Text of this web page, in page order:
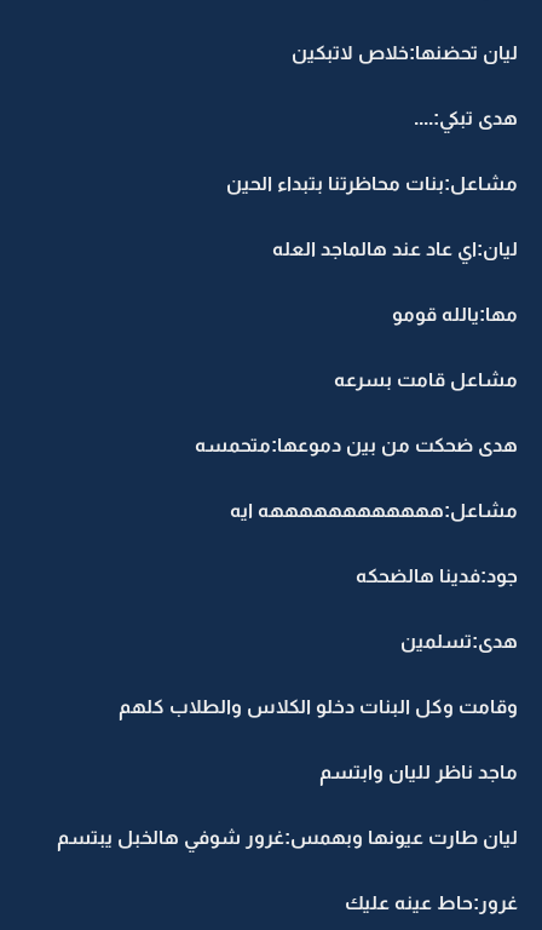
ليان تحضنها:خلاص لاتبكين
هدى تبكي:....
مشاعل:بنات محاظرتنا بتبداء الحين
ليان:اي عاد عند هالماجد العله
مها:يالله قومو
مشاعل قامت بسرعه
هدى ضحكت من بين دموعها:متحمسه
مشاعل:ههههههههههههه ايه
جود:فدينا هالضحكه
هدى:تسلمين
وقامت وكل البنات دخلو الكلاس والطلاب كلهم
ماجد ناظر لليان وابتسم
ليان طارت عيونها وبهمس:غرور شوفي هالخبل يبتسم
غرور:حاط عينه عليك